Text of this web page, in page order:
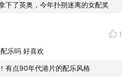
下了英奥，今年扑朔迷离的女配奖
1
乐吗 好喜欢
有点90年代港片的配乐风格